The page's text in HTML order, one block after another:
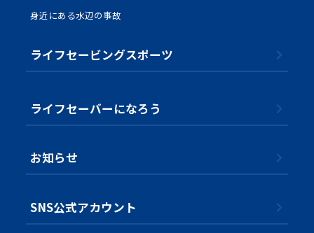
身近にある水辺の事故
ライフセービングスポーツ
ライフセーバーになろう
お知らせ
SNS公式アカウント